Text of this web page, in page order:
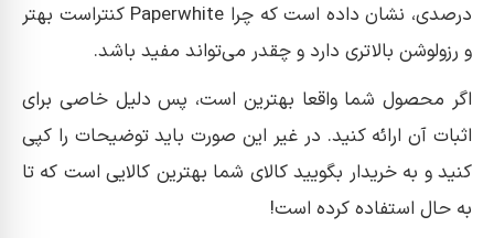
درصدی، نشان داده است که چرا Paperwhite کنتراست بهتر
و رزولوشن بالاتری دارد و چقدر می‌تواند مفید باشد.
اگر محصول شما واقعا بهترین است، پس دلیل خاصی برای
اثبات آن ارائه کنید. در غیر این صورت باید توضیحات را کپی
کنید و به خریدار بگویید کالای شما بهترین کالایی است که تا
به حال استفاده کرده است!